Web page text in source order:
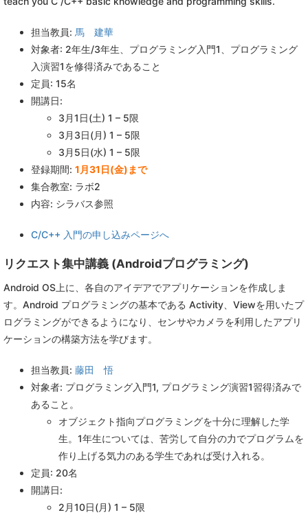
担当教員: 馬 建華
対象者: 2年生/3年生、プログラミング入門1、プログラミング
入演習1を修得済みであること
定員: 15名
開講日:
3月1日(土) 1 – 5限
3月3日(月) 1 – 5限
3月5日(水) 1 – 5限
登録期間: 1月31日(金)まで
集合教室: ラボ2
内容: シラバス参照
C/C++ 入門の申し込みページへ
リクエスト集中講義 (Androidプログラミング)
Android OS上に、各自のアイデアでアプリケーションを作成しま
す。Android プログラミングの基本である Activity、Viewを用いたプ
ログラミングができるようになり、センサやカメラを利用したアプリ
ケーションの構築方法を学びます。
担当教員: 藤田 悟
対象者: プログラミング入門1, プログラミング演習1習得済みで
あること。
オブジェクト指向プログラミングを十分に理解した学
生。1年生については、苦労して自分の力でプログラムを
作り上げる気力のある学生であれば受け入れる。
定員: 20名
開講日:
2月10日(月) 1 – 5限